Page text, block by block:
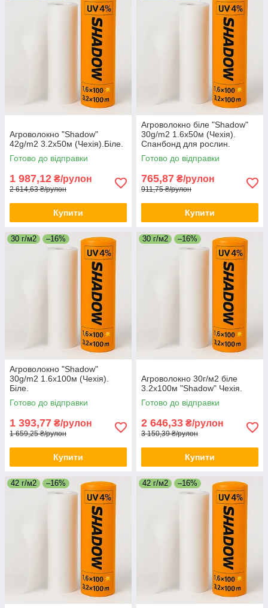
Агроволокно "Shadow"
42g/m2 3.2х50м (Чехія).Біле.
Готово до відправки
1 987,12 ₴/рулон
2 614,63 ₴/рулон
Купити
Агроволокно біле "Shadow"
30g/m2 1.6х50м (Чехія).
Спанбонд для рослин.
Готово до відправки
765,87 ₴/рулон
911,75 ₴/рулон
Купити
30 г/м2 –16%
Агроволокно "Shadow"
30g/m2 1.6х100м (Чехія).
Біле.
Готово до відправки
1 393,77 ₴/рулон
1 659,25 ₴/рулон
Купити
30 г/м2 –16%
Агроволокно 30г/м2 біле
3.2х100м "Shadow" Чехія.
Готово до відправки
2 646,33 ₴/рулон
3 150,39 ₴/рулон
Купити
42 г/м2 –16% 42 г/м2 –16%